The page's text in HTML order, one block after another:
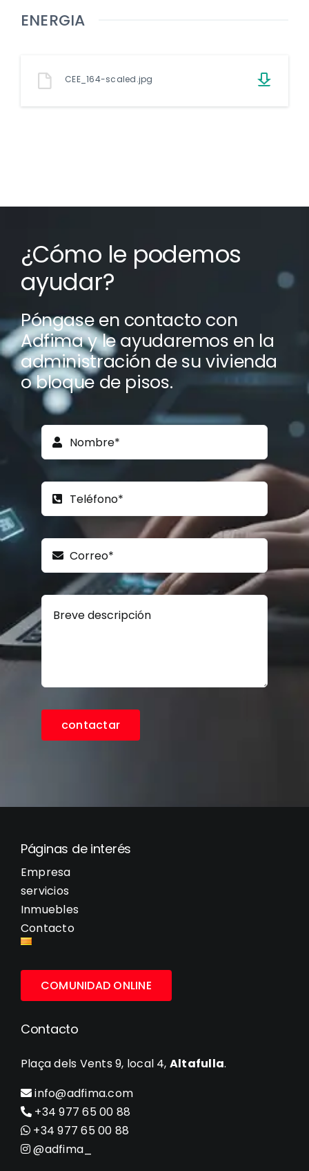
ENERGIA
CEE_164-scaled.jpg
¿Cómo le podemos
ayudar?
Póngase en contacto con
Adfima y le ayudaremos en la
administración de su vivienda
o bloque de pisos.
contactar
Páginas de interés
Empresa
servicios
Inmuebles
Contacto
COMUNIDAD ONLINE
Contacto
Plaça dels Vents 9, local 4, Altafulla.
info@adfima.com
+34 977 65 00 88
+34 977 65 00 88
@adfima_